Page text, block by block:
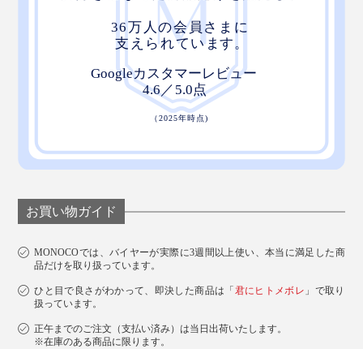
お買い物ガイド
MONOCOでは、バイヤーが実際に3週間以上使い、本当に満足した商
品だけを取り扱っています。
ひと目で良さがわかって、即決した商品は「 君にヒトメボレ 」で取り
扱っています。
正午までのご注文（支払い済み）は当日出荷いたします。
※在庫のある商品に限ります。